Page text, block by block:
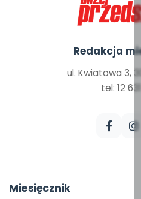
Redakcja
ul. Kwiatowa 3,
tel: 12
Miesięcznik